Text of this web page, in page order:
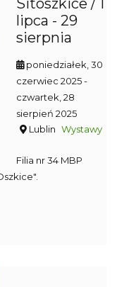
Sitoszkice / 1
lipca - 29
sierpnia
poniedziałek, 30
czerwiec 2025-
czwartek, 28
sierpień 2025
Lublin Wystawy
Filia nr 34 MBP